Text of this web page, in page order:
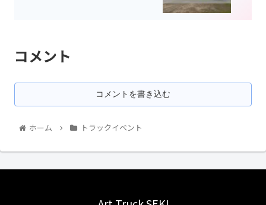
コメント
コメントを書き込む
ホーム トラックイベント